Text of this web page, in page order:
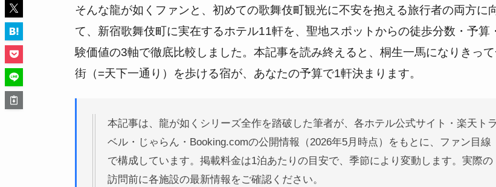
そんな龍が如くファンと、初めての歌舞伎町観光に不安を抱える旅行者の両方に
て、新宿歌舞伎町に実在するホテル11軒を、聖地スポットからの徒歩分数・予算
験価値の3軸で徹底比較しました。本記事を読み終えると、桐生一馬になりきっ
街（=天下一通り）を歩ける宿が、あなたの予算で1軒決まります。
本記事は、龍が如くシリーズ全作を踏破した筆者が、各ホテル公式サイト・楽天トラ
ベル・じゃらん・Booking.comの公開情報（2026年5月時点）をもとに、ファン目線
で構成しています。掲載料金は1泊あたりの目安で、季節により変動します。実際の
訪問前に各施設の最新情報をご確認ください。